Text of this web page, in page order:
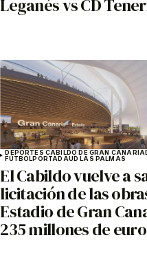
Leganés vs CD
DEPORTES CABILDO DE GRAN CANARIA
FÚTBOLPORTADAUD LAS PALMAS
El Cabildo vuelve a
licitación de las
Estadio de Gran
235 millones de